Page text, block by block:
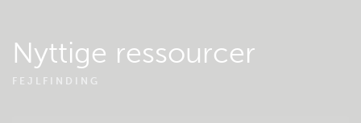
Nyttige ressourcer
FEJLFINDING